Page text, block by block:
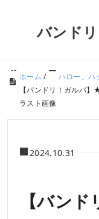
バンド
ホーム / ハロー、ハ
【バンドリ！ガルパ
ラスト画像
2024.10.31
【バン